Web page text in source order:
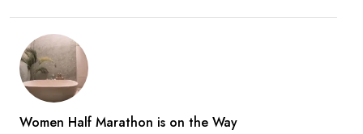
Women Half Marathon is on the Way